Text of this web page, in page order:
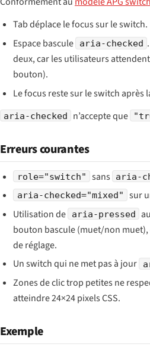
Tab déplace le focus sur le switch.
Espace bascule
aria-checked
deux, car les utilisateurs
bouton).
Le focus reste sur le switch après
aria-checked n’accepte que
Erreurs courantes
role="switch" sans aria-
aria-checked="mixed"
sur
Utilisation de
aria-pressed
bouton bascule (muet/non
de réglage.
Un switch qui ne met pas à jour
Zones de clic trop petites ne
atteindre 24×24 pixels CSS.
Exemple